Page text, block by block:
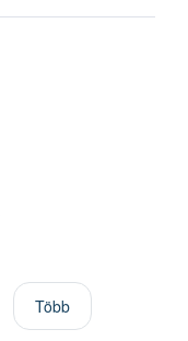
Több